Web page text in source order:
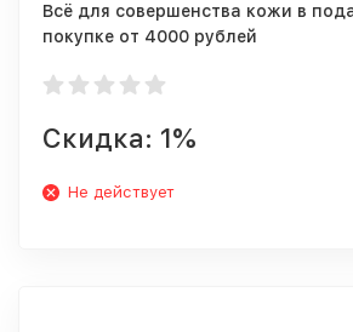
Всё для совершенства кожи в
покупке от 4000 рублей
Скидка: 1%
Не действует